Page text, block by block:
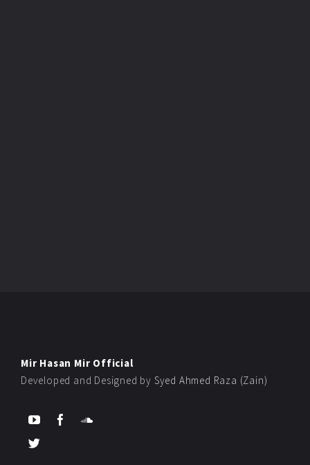
Mir Hasan Mir Official
Developed and Designed by Syed Ahmed Raza (Zain)